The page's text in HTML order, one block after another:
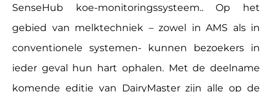
SenseHub koe-monitoringssysteem.. Op het
gebied van melktechniek – zowel in AMS als in
conventionele systemen- kunnen bezoekers in
ieder geval hun hart ophalen. Met de deelname
komende editie van DairyMaster zijn alle op de